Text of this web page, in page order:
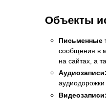
Объекты
Письменные
сообщения в
на сайтах, а
Аудиозаписи:
Видеозаписи: